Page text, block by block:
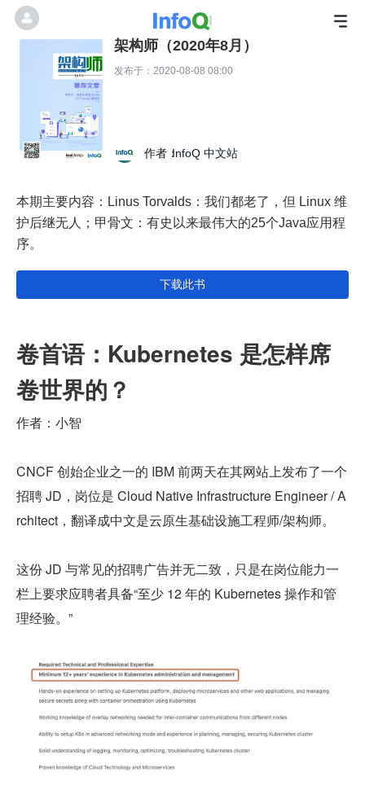
架构师（2020年8月）
发布于：2020-08-08 08:00
作者：InfoQ 中文站
本期主要内容：Linus Torvalds：我们都老了，但 Linux 维
护后继无人；甲骨文：有史以来最伟大的25个Java应用程
序。
下载此书
卷首语：Kubernetes 是怎样席
卷世界的？
作者：小智
CNCF 创始企业之一的 IBM 前两天在其网站上发布了一个
招聘 JD，岗位是 Cloud Native Infrastructure Engineer / A
rchitect，翻译成中文是云原生基础设施工程师/架构师。
这份 JD 与常见的招聘广告并无二致，只是在岗位能力一
栏上要求应聘者具备“至少 12 年的 Kubernetes 操作和管
理经验。”